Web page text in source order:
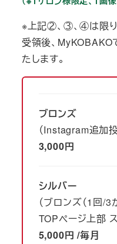
※上記②、③、④は限り
受領後、
たします。
ブロンズ
（Instagram追加
3,000円
シルバー
（ブロンズ（1回/3
TOPページ上部
5,000円 /毎月